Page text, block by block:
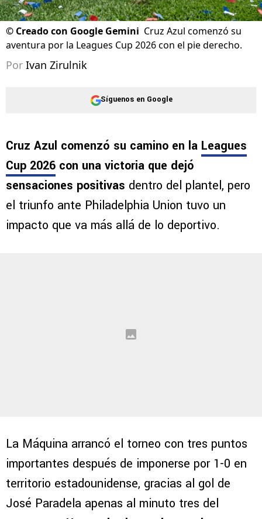
© Creado con Google Gemini Cruz Azul comenzó su
aventura por la Leagues Cup 2026 con el pie derecho.
Por Ivan Zirulnik
Síguenos en Google
Cruz Azul comenzó su camino en la Leagues
Cup 2026 con una victoria que dejó
sensaciones positivas dentro del plantel, pero
el triunfo ante Philadelphia Union tuvo un
impacto que va más allá de lo deportivo.
La Máquina arrancó el torneo con tres puntos
importantes después de imponerse por 1-0 en
territorio estadounidense, gracias al gol de
José Paradela apenas al minuto tres del